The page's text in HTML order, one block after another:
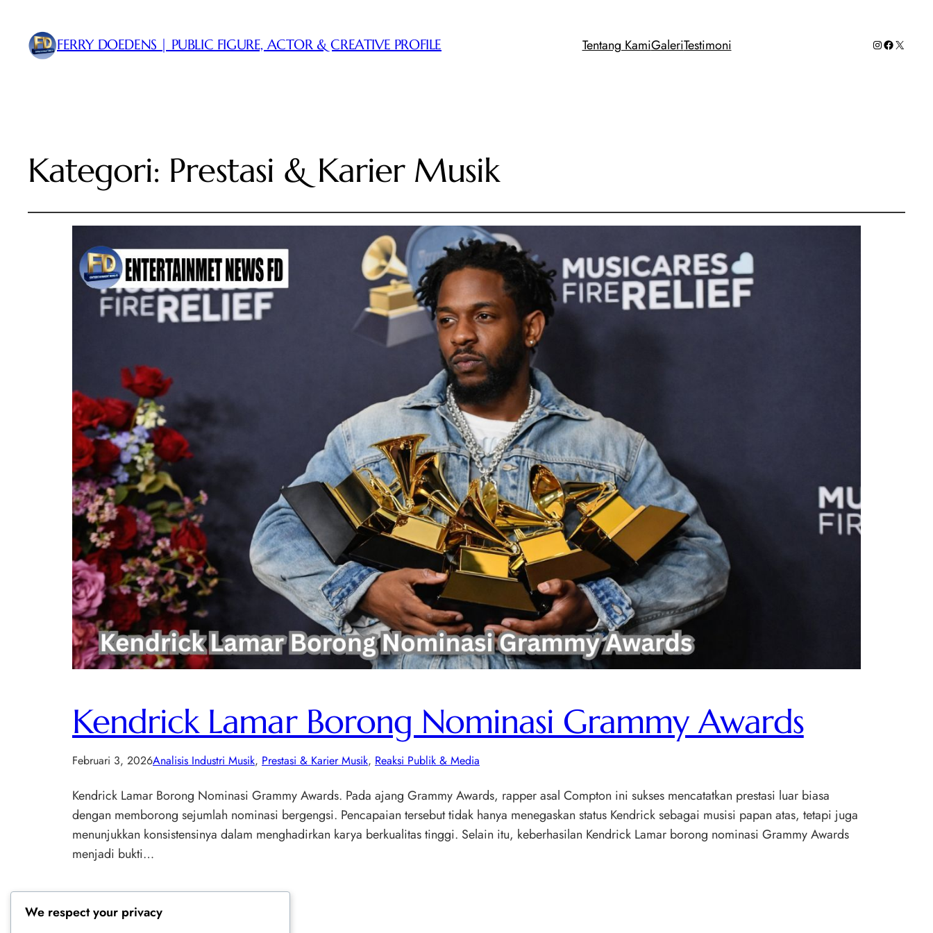
FERRY DOEDENS | PUBLIC FIGURE, ACTOR & CREATIVE PROFILE Tentang KamiGaleriTestimoni Instagram
Facebook
X
Kategori: Prestasi & Karier Musik
Kendrick Lamar Borong Nominasi Grammy Awards
Februari 3, 2026Analisis Industri Musik, Prestasi & Karier Musik, Reaksi Publik & Media
Kendrick Lamar Borong Nominasi Grammy Awards. Pada ajang Grammy Awards, rapper asal Compton ini sukses mencatatkan prestasi luar biasa
dengan memborong sejumlah nominasi bergengsi. Pencapaian tersebut tidak hanya menegaskan status Kendrick sebagai musisi papan atas, tetapi juga
menunjukkan konsistensinya dalam menghadirkan karya berkualitas tinggi. Selain itu, keberhasilan Kendrick Lamar borong nominasi Grammy Awards
menjadi bukti…
We respect your privacy